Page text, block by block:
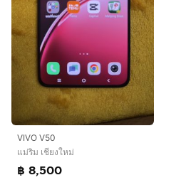
VIVO V50
แม่ริม เชียงใหม่
฿ 8,500